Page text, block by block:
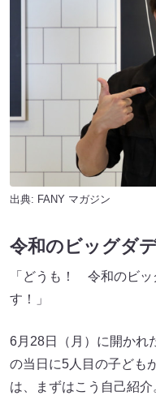
出典: FANY マガジン
令和のビッグダ
「どうも！ 令和のビ
す！」
6月28日（月）に開かれ
の当日に5人目の子ども
は、まずはこう自己紹介